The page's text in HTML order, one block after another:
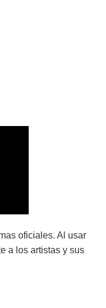
oficiales. Al usar
a los artistas y sus